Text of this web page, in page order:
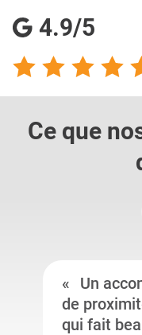
4.9/5
Ce que
Un
de
qui fait